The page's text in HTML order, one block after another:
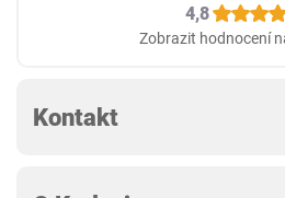
4,8
Zobrazit hodnocení
Kontakt